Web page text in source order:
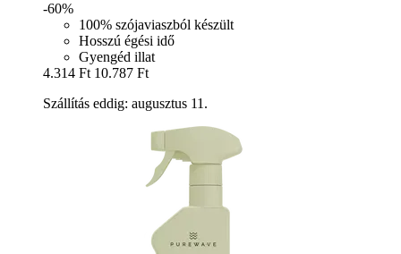
-60%
100% szójaviaszból készült
Hosszú égési idő
Gyengéd illat
4.314 Ft 10.787 Ft
Szállítás eddig: augusztus 11.